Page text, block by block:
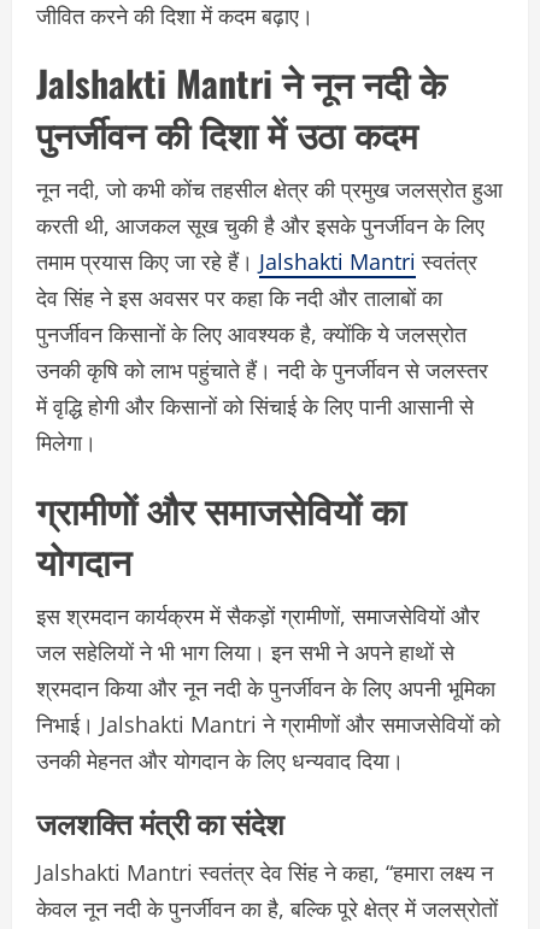
जीवित करने की दिशा में कदम बढ़ाए।
Jalshakti Mantri ने नून नदी के
पुनर्जीवन की दिशा में उठा कदम
नून नदी, जो कभी कोंच तहसील क्षेत्र की प्रमुख जलस्रोत हुआ
करती थी, आजकल सूख चुकी है और इसके पुनर्जीवन के लिए
तमाम प्रयास किए जा रहे हैं। Jalshakti Mantri स्वतंत्र
देव सिंह ने इस अवसर पर कहा कि नदी और तालाबों का
पुनर्जीवन किसानों के लिए आवश्यक है, क्योंकि ये जलस्रोत
उनकी कृषि को लाभ पहुंचाते हैं। नदी के पुनर्जीवन से जलस्तर
में वृद्धि होगी और किसानों को सिंचाई के लिए पानी आसानी से
मिलेगा।
ग्रामीणों और समाजसेवियों का
योगदान
इस श्रमदान कार्यक्रम में सैकड़ों ग्रामीणों, समाजसेवियों और
जल सहेलियों ने भी भाग लिया। इन सभी ने अपने हाथों से
श्रमदान किया और नून नदी के पुनर्जीवन के लिए अपनी भूमिका
निभाई। Jalshakti Mantri ने ग्रामीणों और समाजसेवियों को
उनकी मेहनत और योगदान के लिए धन्यवाद दिया।
जलशक्ति मंत्री का संदेश
Jalshakti Mantri स्वतंत्र देव सिंह ने कहा, “हमारा लक्ष्य न
केवल नून नदी के पुनर्जीवन का है, बल्कि पूरे क्षेत्र में जलस्रोतों